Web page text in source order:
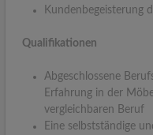
Kundenbegeisterung
Qualifikationen
Abgeschlossene
Erfahrung in der
vergleichbaren Beruf
Eine selbstständige